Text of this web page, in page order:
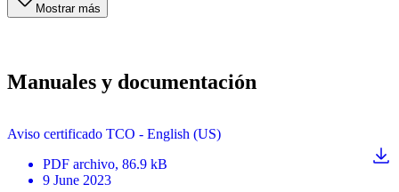
Mostrar más
Manuales y documentación
Aviso certificado TCO - English (US)
PDF archivo, 86.9 kB
9 June 2023